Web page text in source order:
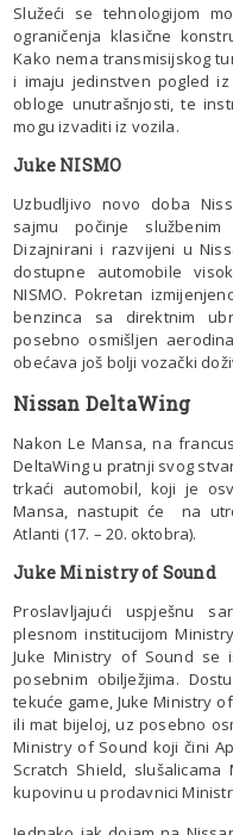
Služeći se tehnologijom
ograničenja klasične
Kako nema transmisijskog
i imaju jedinstven pogled iz
obloge unutrašnjosti, te
mogu izvaditi iz vozila.
Juke NISMO
Uzbudljivo novo doba
sajmu počinje službenim
Dizajnirani i razvijeni u
dostupne automobile
NISMO. Pokretan
benzinca sa direktnim
posebno osmišljen
obećava još bolji vozački
Nissan DeltaWing
Nakon Le Mansa, na
DeltaWing u pratnji svog
trkaći automobil, koji je
Mansa, nastupit će na
Atlanti (17. – 20. oktobra).
Juke Ministry of Sound
Proslavljajući uspješnu
plesnom institucijom
Juke Ministry of Sound se
posebnim obilježjima.
tekuće game, Juke Ministry
ili mat bijeloj, uz posebno
Ministry of Sound koji čini
Scratch Shield,
kupovinu u prodavnici